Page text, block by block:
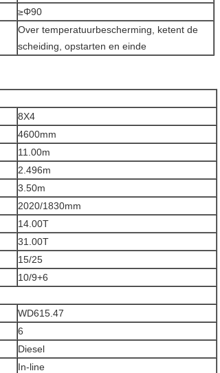
≥Φ90
Over temperatuurbescherming, ketent de
scheiding, opstarten en einde
8X4
4600mm
11.00m
2.496m
3.50m
2020/1830mm
14.00T
31.00T
15/25
10/9+6
WD615.47
6
Diesel
In-line